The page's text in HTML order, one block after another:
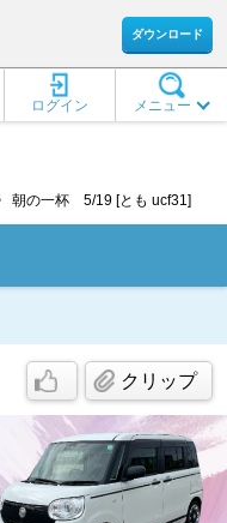
ダウンロード
メニュー
ログイン
朝の一杯 5/19 [とも ucf31]
クリップ